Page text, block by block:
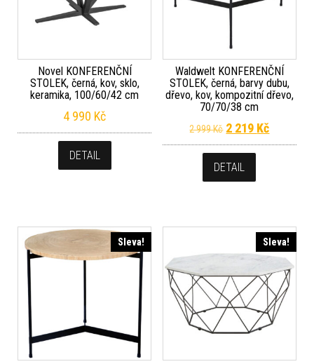
Novel KONFERENČNÍ
STOLEK, černá, kov, sklo,
keramika, 100/60/42 cm
4 990 Kč
DETAIL
Waldwelt KONFERENČNÍ
STOLEK, černá, barvy dubu,
dřevo, kov, kompozitní dřevo,
70/70/38 cm
2 999Kč Původní cena
2 219 KčAktuální
DETAIL
Sleva! Sleva!